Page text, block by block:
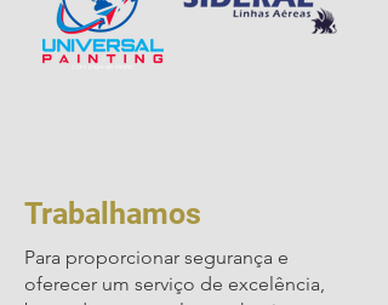
Trabalhamos
Para proporcionar segurança e
oferecer um serviço de excelência,